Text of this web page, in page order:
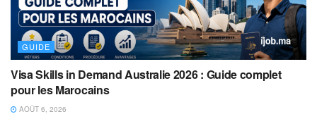
GUIDE
Visa Skills in Demand Australie 2026 : Guide complet
pour les Marocains
AOÛT 6, 2026